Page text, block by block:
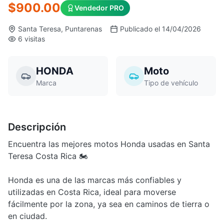
$900.00 Vendedor PRO
Santa Teresa, Puntarenas
Publicado el 14/04/2026
6 visitas
HONDA
Marca
Moto
Tipo de vehículo
Descripción
Encuentra las mejores motos Honda usadas en Santa
Teresa Costa Rica 🏍️
Honda es una de las marcas más confiables y
utilizadas en Costa Rica, ideal para moverse
fácilmente por la zona, ya sea en caminos de tierra o
en ciudad.